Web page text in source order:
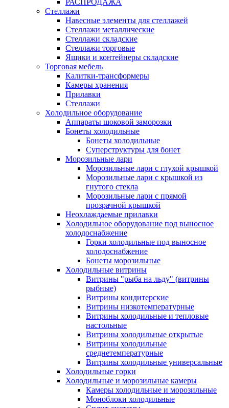
РАСПРОДАЖА
Стеллажи
Навесные элементы для стеллажей
Стеллажи металлические
Стеллажи складские
Стеллажи торговые
Ящики и контейнеры складские
Торговая мебель
Калитки-трансформеры
Камеры хранения
Прилавки
Стеллажи
Холодильное оборудование
Аппараты шоковой заморозки
Бонеты холодильные
Бонеты холодильные
Суперструктуры для бонет
Морозильные лари
Морозильные лари с глухой крышкой
Морозильные лари с крышкой из
гнутого стекла
Морозильные лари с прямой
прозрачной крышкой
Неохлаждаемые прилавки
Холодильное оборудование под выносное
холодоснабжение
Горки холодильные под выносное
холодоснабжение
Бонеты морозильные
Холодильные витрины
Витрины "рыба на льду" (витрины
рыбные)
Витрины кондитерские
Витрины низкотемпературные
Витрины холодильные и тепловые
настольные
Витрины холодильные открытые
Витрины холодильные
среднетемпературные
Витрины холодильные универсальные
Холодильные горки
Холодильные и морозильные камеры
Камеры холодильные и морозильные
Моноблоки холодильные